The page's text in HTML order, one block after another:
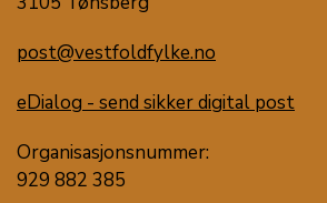
post@vestfoldfylke.no
eDialog - send sikker digital post
Organisasjonsnummer:
929 882 385